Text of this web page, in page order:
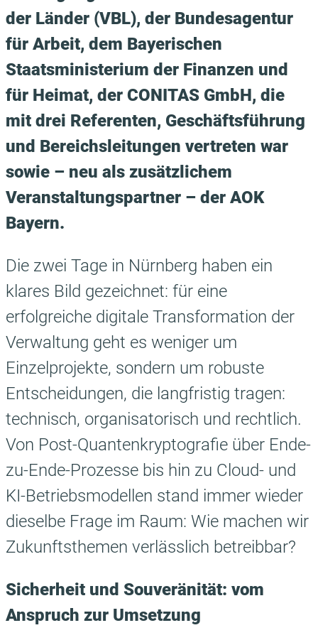
der Länder (VBL), der Bundesagentur
für Arbeit, dem Bayerischen
Staatsministerium der Finanzen und
für Heimat, der CONITAS GmbH, die
mit drei Referenten, Geschäftsführung
und Bereichsleitungen vertreten war
sowie – neu als zusätzlichem
Veranstaltungspartner – der AOK
Bayern.
Die zwei Tage in Nürnberg haben ein
klares Bild gezeichnet: für eine
erfolgreiche digitale Transformation der
Verwaltung geht es weniger um
Einzelprojekte, sondern um robuste
Entscheidungen, die langfristig tragen:
technisch, organisatorisch und rechtlich.
Von Post-Quantenkryptografie über Ende-
zu-Ende-Prozesse bis hin zu Cloud- und
KI-Betriebsmodellen stand immer wieder
dieselbe Frage im Raum: Wie machen wir
Zukunftsthemen verlässlich betreibbar?
Sicherheit und Souveränität: vom
Anspruch zur Umsetzung